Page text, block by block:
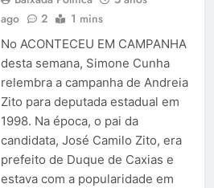
ago
2 1 mins
No ACONTECEU EM CAMPANHA
desta semana, Simone Cunha
relembra a campanha de Andreia
Zito para deputada estadual em
1998. Na época, o pai da
candidata, José Camilo Zito, era
prefeito de Duque de Caxias e
estava com a popularidade em